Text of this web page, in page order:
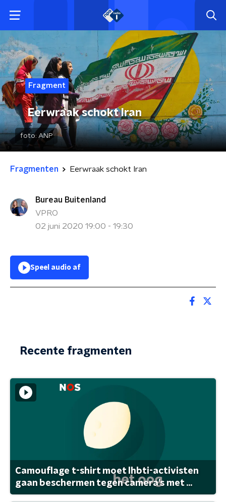
Fragment
Eerwraak schokt Iran
foto: ANP
Fragmenten Eerwraak schokt Iran
Bureau Buitenland
VPRO
02 juni 2020 19:00 - 19:30
Speel audio af
Recente fragmenten
Camouflage t-shirt moet lhbti-activisten
gaan beschermen tegen camera's met ...